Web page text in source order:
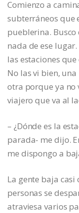
Comienzo a
subterráneos que
pueblerina. Busco
nada de ese
las estaciones
No las vi bien,
otra porque ya no
viajero que va al
– ¿Dónde es la
parada- me dijo.
me dispongo a
La gente baja casi
personas se
atraviesa varios